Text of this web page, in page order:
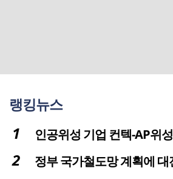
랭킹뉴스
인공위성 기업 컨텍-AP위성, 루마니
정부 국가철도망 계획에 대전